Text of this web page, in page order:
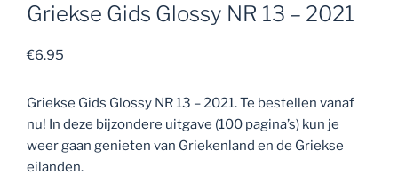
Griekse Gids Glossy NR 13 – 2021
€6.95
Griekse Gids Glossy NR 13 – 2021. Te bestellen vanaf
nu! In deze bijzondere uitgave (100 pagina’s) kun je
weer gaan genieten van Griekenland en de Griekse
eilanden.